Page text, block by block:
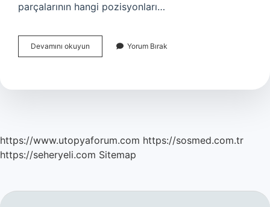
parçalarının hangi pozisyonları…
Devamını okuyun Dokunsallık
Ne
Yorum Bırak
https://www.utopyaforum.com https://sosmed.com.tr
https://seheryeli.com Sitemap